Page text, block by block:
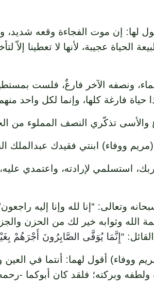
لها: إن موت الفجاءة وقعه شديد،
عجيبة، لأنها لا تعطينا إلاّ
ونصفه الآخر فارغٌ، فلست
ذا حياة فارغة كلها، وإنما لكل
والأسى تذكّري النصف المملوء من
(مريم ووفاء) ابنتي فقيدك عبدالملك
استسلمي لإرادته، واعتمدي
وتعالى: “إنا لله وإنا إليه
الله وثوابه خير لك من الحزن
“ إِنَّمَا يُوَفَّى الصَّابِرُونَ أَجْرَهُمْ
ووفاء) أقول لهما: أنتما في العين
وبركته؛ فلقد كان أبوكما -